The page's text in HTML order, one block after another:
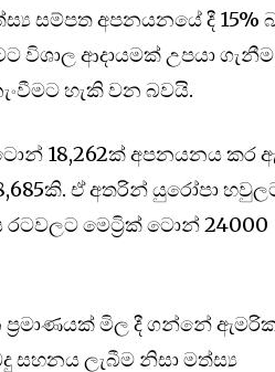
සම්පත අපනයනයේ දී 15%
විශාල ආදායමක් උපයා ගැනීම
හැකි වන බවයි.
18,262ක් අපනයනය කර
ඒ අතරින් යුරෝපා
මෙට්‍රික් ටොන් 24000
මිල දී ගන්නේ
සහනය ලැබීම නිසා මත්ස්‍ය